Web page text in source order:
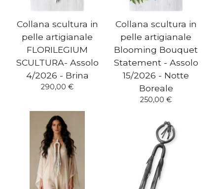
Collana scultura in
pelle artigianale
FLORILEGIUM
SCULTURA- Assolo
4/2026 - Brina
290,00 €
Collana scultura in
pelle artigianale
Blooming Bouquet
Statement - Assolo
15/2026 - Notte
Boreale
250,00 €